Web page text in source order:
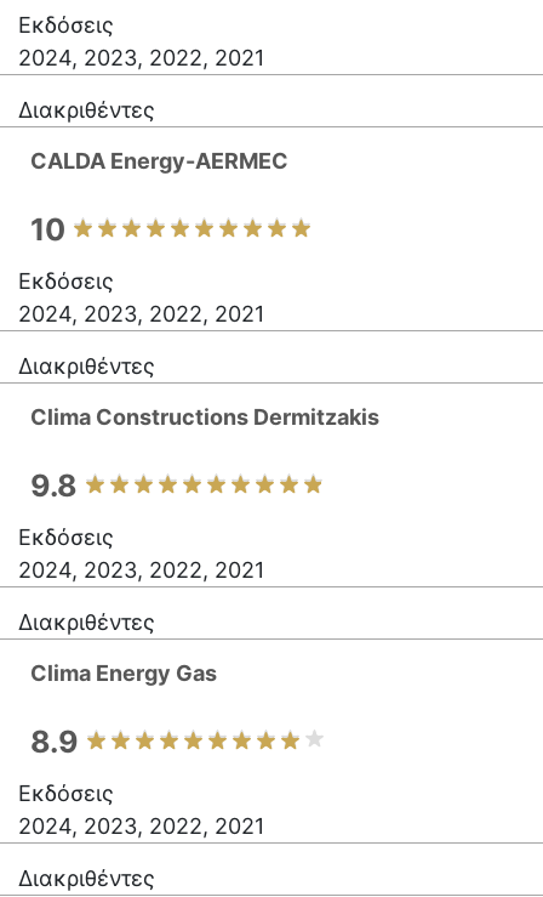
Εκδόσεις
2024, 2023, 2022, 2021
Διακριθέντες
CALDA Energy-AERMEC
10
Εκδόσεις
2024, 2023, 2022, 2021
Διακριθέντες
Clima Constructions Dermitzakis
9.8
Εκδόσεις
2024, 2023, 2022, 2021
Διακριθέντες
Clima Energy Gas
8.9
Εκδόσεις
2024, 2023, 2022, 2021
Διακριθέντες